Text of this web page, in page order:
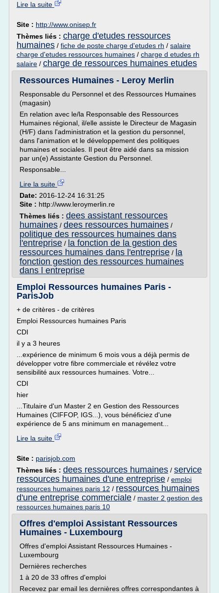
Lire la suite
Site : http://www.onisep.fr
Thèmes liés : charge d'etudes ressources
humaines / fiche de poste charge d'etudes rh / salaire
charge d'etudes ressources humaines / charge d etudes rh
salaire / charge de ressources humaines etudes
Ressources Humaines - Leroy Merlin
Responsable du Personnel et des Ressources Humaines
(magasin)
En relation avec le/la Responsable des Ressources
Humaines régional, il/elle assiste le Directeur de Magasin
(H/F) dans l'administration et la gestion du personnel,
dans l'animation et le développement des politiques
humaines et sociales. Il peut être aidé dans sa mission
par un(e) Assistante Gestion du Personnel.
Responsable...
Lire la suite
Date: 2016-12-24 16:31:25
Site : http://www.leroymerlin.re
Thèmes liés : dees assistant ressources
humaines / dees ressources humaines /
politique des ressources humaines dans
l'entreprise / la fonction de la gestion des
ressources humaines dans l'entreprise / la
fonction gestion des ressources humaines
dans l entreprise
Emploi Ressources humaines Paris -
ParisJob
+ de critères - de critères
Emploi Ressources humaines Paris
CDI
il y a 3 heures
...expérience de minimum 6 mois vous a déjà permis de
développer votre fibre commerciale et révélez votre
sensibilité aux ressources humaines. Votre...
CDI
hier
...Titulaire d'un Master 2 en Gestion des Ressources
Humaines (CIFFOP, IGS...), vous bénéficiez d'une
expérience de 5 ans minimum en management...
Lire la suite
Site : parisjob.com
Thèmes liés : dees ressources humaines / service
ressources humaines d'une entreprise / emploi
ressources humaines paris 12 / ressources humaines
d'une entreprise commerciale / master 2 gestion des
ressources humaines paris 10
Offres d'emploi Assistant Ressources
Humaines - Luxembourg
Offres d'emploi Assistant Ressources Humaines -
Luxembourg
Dernières recherches
1 à 20 de 33 offres d'emploi
Recevez par email les dernières offres correspondantes à